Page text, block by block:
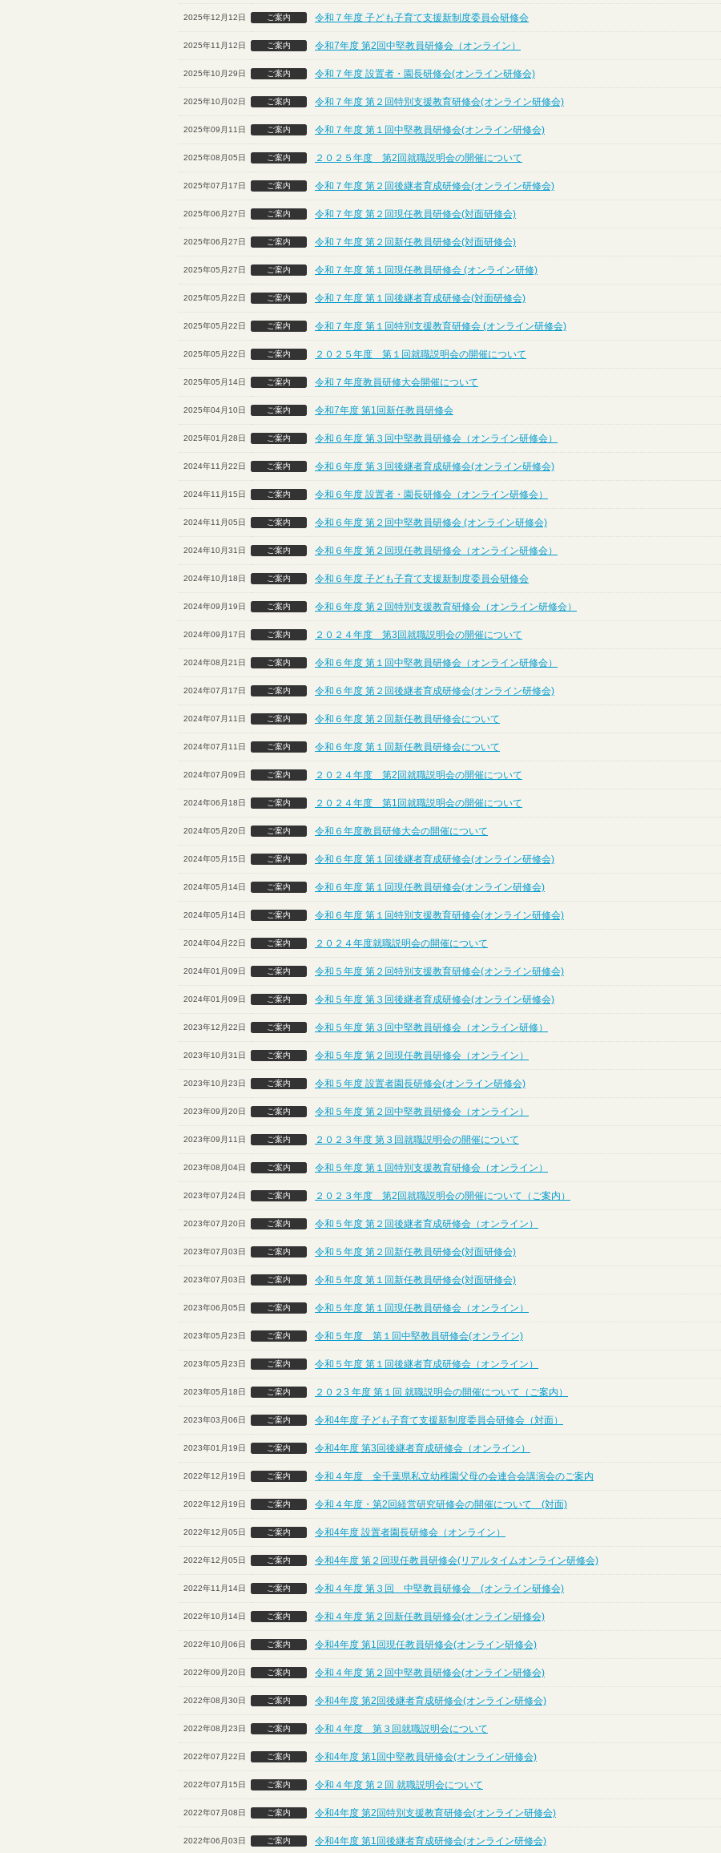
2025年12月12日 ご案内 令和７年度 子ども子育て支援新制度委員会研修会
2025年11月12日 ご案内 令和7年度 第2回中堅教員研修会（オンライン）
2025年10月29日 ご案内 令和７年度 設置者・園長研修会(オンライン研修会)
2025年10月02日 ご案内 令和７年度 第２回特別支援教育研修会(オンライン研修会)
2025年09月11日 ご案内 令和７年度 第１回中堅教員研修会(オンライン研修会)
2025年08月05日 ご案内 ２０２５年度 第2回就職説明会の開催について
2025年07月17日 ご案内 令和７年度 第２回後継者育成研修会(オンライン研修会)
2025年06月27日 ご案内 令和７年度 第２回現任教員研修会(対面研修会)
2025年06月27日 ご案内 令和７年度 第２回新任教員研修会(対面研修会)
2025年05月27日 ご案内 令和７年度 第１回現任教員研修会 (オンライン研修)
2025年05月22日 ご案内 令和７年度 第１回後継者育成研修会(対面研修会)
2025年05月22日 ご案内 令和７年度 第１回特別支援教育研修会 (オンライン研修会)
2025年05月22日 ご案内 ２０２５年度 第１回就職説明会の開催について
2025年05月14日 ご案内 令和７年度教員研修大会開催について
2025年04月10日 ご案内 令和7年度 第1回新任教員研修会
2025年01月28日 ご案内 令和６年度 第３回中堅教員研修会（オンライン研修会）
2024年11月22日 ご案内 令和６年度 第３回後継者育成研修会(オンライン研修会)
2024年11月15日 ご案内 令和６年度 設置者・園長研修会（オンライン研修会）
2024年11月05日 ご案内 令和６年度 第２回中堅教員研修会 (オンライン研修会)
2024年10月31日 ご案内 令和６年度 第２回現任教員研修会（オンライン研修会）
2024年10月18日 ご案内 令和６年度 子ども子育て支援新制度委員会研修会
2024年09月19日 ご案内 令和６年度 第２回特別支援教育研修会（オンライン研修会）
2024年09月17日 ご案内 ２０２４年度 第3回就職説明会の開催について
2024年08月21日 ご案内 令和６年度 第１回中堅教員研修会（オンライン研修会）
2024年07月17日 ご案内 令和６年度 第２回後継者育成研修会(オンライン研修会)
2024年07月11日 ご案内 令和６年度 第２回新任教員研修会について
2024年07月11日 ご案内 令和６年度 第１回新任教員研修会について
2024年07月09日 ご案内 ２０２４年度 第2回就職説明会の開催について
2024年06月18日 ご案内 ２０２４年度 第1回就職説明会の開催について
2024年05月20日 ご案内 令和６年度教員研修大会の開催について
2024年05月15日 ご案内 令和６年度 第１回後継者育成研修会(オンライン研修会)
2024年05月14日 ご案内 令和６年度 第１回現任教員研修会(オンライン研修会)
2024年05月14日 ご案内 令和６年度 第１回特別支援教育研修会(オンライン研修会)
2024年04月22日 ご案内 ２０２４年度就職説明会の開催について
2024年01月09日 ご案内 令和５年度 第２回特別支援教育研修会(オンライン研修会)
2024年01月09日 ご案内 令和５年度 第３回後継者育成研修会(オンライン研修会)
2023年12月22日 ご案内 令和５年度 第３回中堅教員研修会（オンライン研修）
2023年10月31日 ご案内 令和５年度 第２回現任教員研修会（オンライン）
2023年10月23日 ご案内 令和５年度 設置者園長研修会(オンライン研修会)
2023年09月20日 ご案内 令和５年度 第２回中堅教員研修会（オンライン）
2023年09月11日 ご案内 ２０２３年度 第３回就職説明会の開催について
2023年08月04日 ご案内 令和５年度 第１回特別支援教育研修会（オンライン）
2023年07月24日 ご案内 ２０２３年度 第2回就職説明会の開催について（ご案内）
2023年07月20日 ご案内 令和５年度 第２回後継者育成研修会（オンライン）
2023年07月03日 ご案内 令和５年度 第２回新任教員研修会(対面研修会)
2023年07月03日 ご案内 令和５年度 第１回新任教員研修会(対面研修会)
2023年06月05日 ご案内 令和５年度 第１回現任教員研修会（オンライン）
2023年05月23日 ご案内 令和５年度 第１回中堅教員研修会(オンライン)
2023年05月23日 ご案内 令和５年度 第１回後継者育成研修会（オンライン）
2023年05月18日 ご案内 ２０２3 年度 第１回 就職説明会の開催について（ご案内）
2023年03月06日 ご案内 令和4年度 子ども子育て支援新制度委員会研修会（対面）
2023年01月19日 ご案内 令和4年度 第3回後継者育成研修会（オンライン）
2022年12月19日 ご案内 令和４年度 全千葉県私立幼稚園父母の会連合会講演会のご案内
2022年12月19日 ご案内 令和４年度・第2回経営研究研修会の開催について (対面)
2022年12月05日 ご案内 令和4年度 設置者園長研修会（オンライン）
2022年12月05日 ご案内 令和4年度 第２回現任教員研修会(リアルタイムオンライン研修会)
2022年11月14日 ご案内 令和４年度 第３回 中堅教員研修会 (オンライン研修会)
2022年10月14日 ご案内 令和４年度 第２回新任教員研修会(オンライン研修会)
2022年10月06日 ご案内 令和4年度 第1回現任教員研修会(オンライン研修会)
2022年09月20日 ご案内 令和４年度 第２回中堅教員研修会(オンライン研修会)
2022年08月30日 ご案内 令和4年度 第2回後継者育成研修会(オンライン研修会)
2022年08月23日 ご案内 令和４年度 第３回就職説明会について
2022年07月22日 ご案内 令和4年度 第1回中堅教員研修会(オンライン研修会)
2022年07月15日 ご案内 令和４年度 第２回 就職説明会について
2022年07月08日 ご案内 令和4年度 第2回特別支援教育研修会(オンライン研修会)
2022年06月03日 ご案内 令和4年度 第1回後継者育成研修会(オンライン研修会)